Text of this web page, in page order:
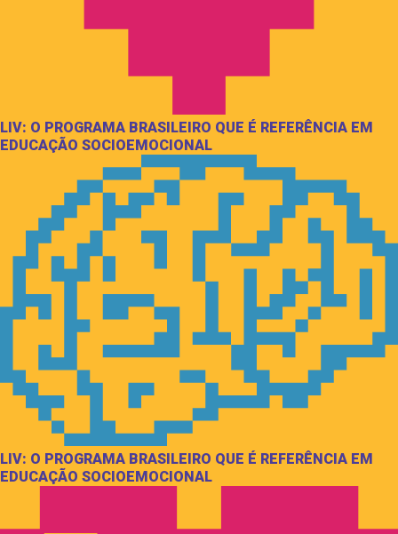
LIV: O PROGRAMA BRASILEIRO QUE É REFERÊNCIA EM
EDUCAÇÃO SOCIOEMOCIONAL
LIV: O PROGRAMA BRASILEIRO QUE É REFERÊNCIA EM
EDUCAÇÃO SOCIOEMOCIONAL